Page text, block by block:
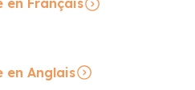
en Français
en Anglais